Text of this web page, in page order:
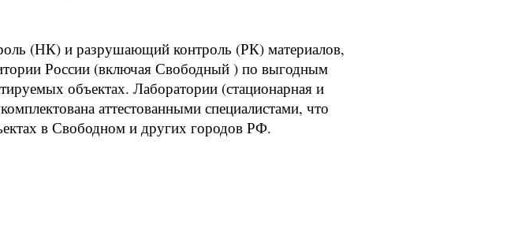
(НК) и разрушающий контроль (РК) материалов,
России (включая Свободный ) по выгодным
объектах. Лаборатории (стационарная и
аттестованными специалистами, что
в Свободном и других городов РФ.